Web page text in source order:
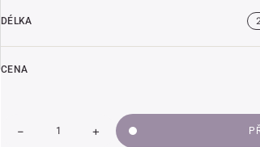
DÉLKA
CENA
Snížit
-
Zvýšit
+